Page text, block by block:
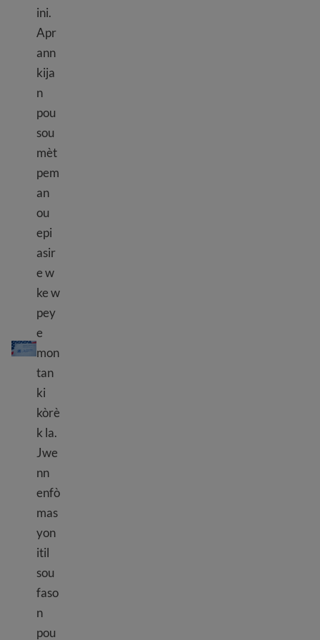
Peye frè USCIS
ini.
Apr
ann
kija
n
pou
sou
mèt
pem
an
ou
epi
asir
e w
ke w
pey
e
mon
tan
ki
kòrè
k la.
Jwe
nn
enfò
mas
yon
itil
sou
faso
n
pou